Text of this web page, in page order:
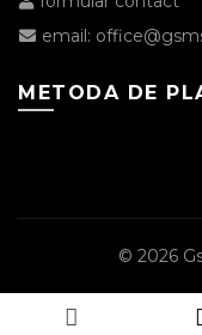
email:
METODA DE
© 2026